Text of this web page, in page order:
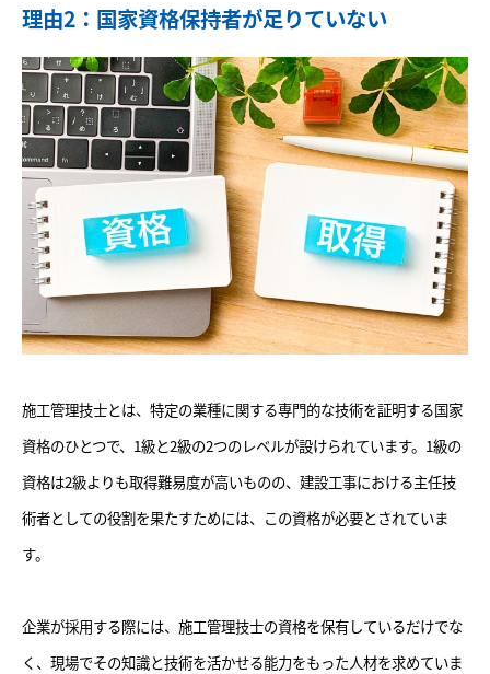
理由2：国家資格保持者が足りていない
施工管理技士とは、特定の業種に関する専門的な技術を証明する国家
資格のひとつで、1級と2級の2つのレベルが設けられています。1級の
資格は2級よりも取得難易度が高いものの、建設工事における主任技
術者としての役割を果たすためには、この資格が必要とされていま
す。
企業が採用する際には、施工管理技士の資格を保有しているだけでな
く、現場でその知識と技術を活かせる能力をもった人材を求めていま